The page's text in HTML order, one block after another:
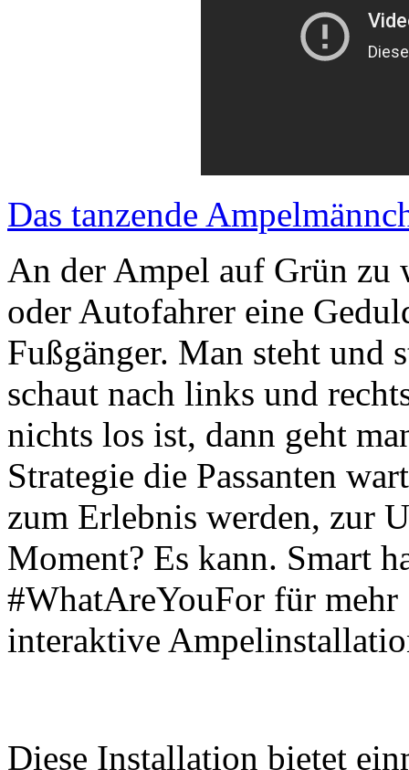
Das tanzende
An der Ampel auf Grün zu
oder Autofahrer eine
Fußgänger. Man steht und
schaut nach links und
nichts los ist, dann geht
Strategie die Passanten
zum Erlebnis werden, zur
Moment? Es kann. Smart
#WhatAreYouFor für mehr
interaktive
Diese Installation bietet